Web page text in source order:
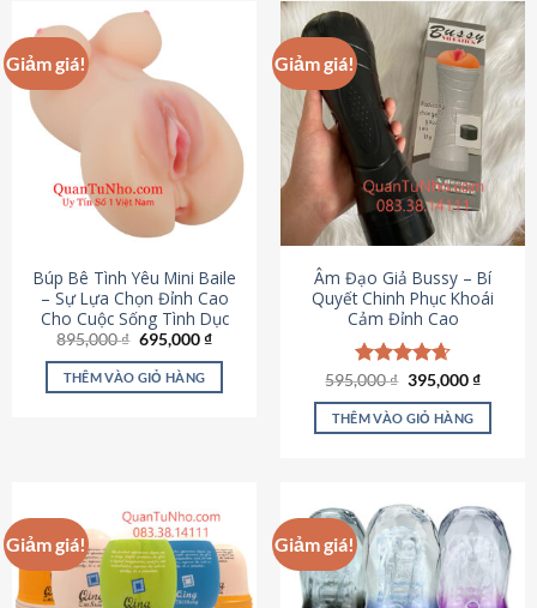
này
nhiều
biến
thể.
chọn
thể
chọn
trên
trang
sản
phẩm
Giảm giá!
Búp Bê Tình Yêu Mini Baile
– Sự Lựa Chọn Đỉnh Cao
Cho Cuộc Sống Tình Dục
895,000₫ Giá
là:
895,000 ₫.
695,000₫Giá
tại
THÊM VÀO GIỎ HÀNG
Giảm giá!
Âm Đạo Giả Bussy – Bí
Quyết Chinh Phục Khoái
Cảm Đỉnh Cao
Được xếp
hạng4.64
5 sao
595,000₫ Giá
là:
595,000 ₫.
395,000₫Giá
tại
THÊM VÀO GIỎ HÀNG
Giảm giá! Giảm giá!